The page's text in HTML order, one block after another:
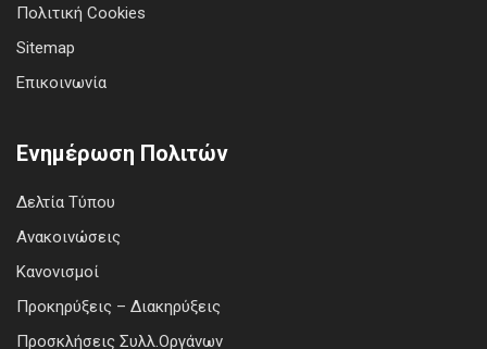
Πολιτική Cookies
Sitemap
Επικοινωνία
Ενημέρωση Πολιτών
Δελτία Τύπου
Ανακοινώσεις
Κανονισμοί
Προκηρύξεις – Διακηρύξεις
Προσκλήσεις Συλλ.Οργάνων